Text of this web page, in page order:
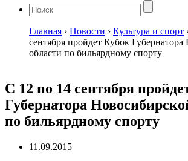
Главная › Новости › Культура и спорт
сентября пройдет Кубок
области по бильярдному спорту
С 12 по 14 сентября
Губернатора
по бильярдному спорту
11.09.2015